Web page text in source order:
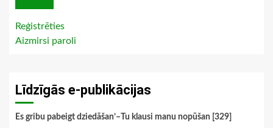
Reģistrēties
Aizmirsi paroli
Līdzīgās e-publikācijas
Es gribu pabeigt dziedāšan’–Tu klausi manu nopūšan [329]